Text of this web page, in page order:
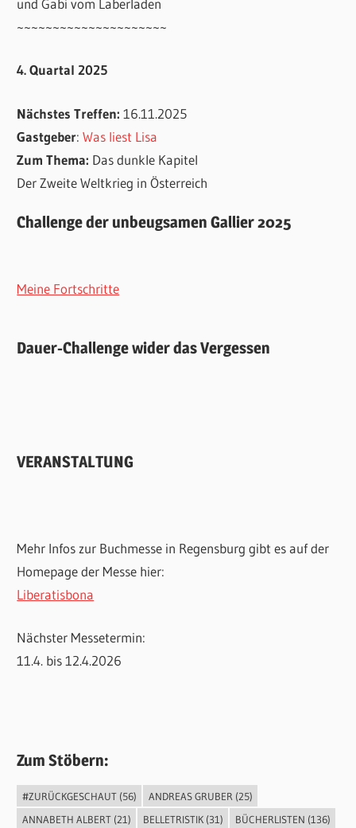
und Gabi vom Laberladen
~~~~~~~~~~~~~~~~~~~~~
4. Quartal 2025
Nächstes Treffen:16.11.2025
Gastgeber:Was liest Lisa
Zum Thema: Das dunkle Kapitel
Der Zweite Weltkrieg in Österreich
Challenge der unbeugsamen Gallier 2025
Meine Fortschritte
Dauer-Challenge wider das Vergessen
VERANSTALTUNG
Mehr Infos zur Buchmesse in Regensburg gibt es auf der
Homepage der Messe hier:
Liberatisbona
Nächster Messetermin:
11.4. bis 12.4.2026
Zum Stöbern:
#ZURÜCKGESCHAUT(56) ANDREAS GRUBER (25)
ANNABETH ALBERT(21) BELLETRISTIK(31) BÜCHERLISTEN (136)